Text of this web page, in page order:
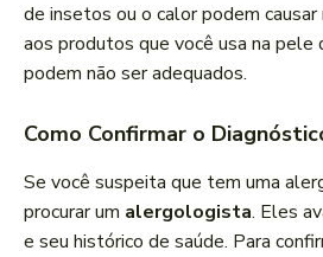
de insetos ou o calor podem
aos produtos que você usa na pele
podem não ser adequados.
Como Confirmar o
Se você suspeita que tem uma
procurar um alergologista. Eles
e seu histórico de saúde. Para